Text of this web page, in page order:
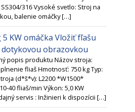
316 Vysoké svetlo: Stroj na
balenie omáčky […]
5 KW omáčka Vložiť fľašu
obrazovkou
popis produktu Názov stroja:
fliaš Hmotnosť: 750 kg Typ:
(d*š*v): L2200 *W1500*
40 fliaš/min Výkon: 5,0 KW
servis : Inžinieri k dispozícii […]